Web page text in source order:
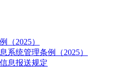
（2025）
系统管理条例（2025）
息报送规定